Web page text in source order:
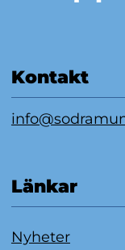
Kontakt
Länkar
Nyheter